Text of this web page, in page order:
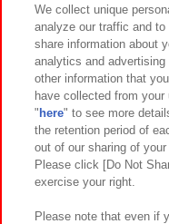
イベント・キャンペ
関連会社 サ
プライバシーポリシー
お取引先さまとと
カスタマーハラスメント対
We collect unique
analyze our traffic and
share information about
analytics and
other information that
have collected from
" here" to see more
the retention period of
out of our sharing of
Please click [Do Not
exercise your right.
Please note that even if